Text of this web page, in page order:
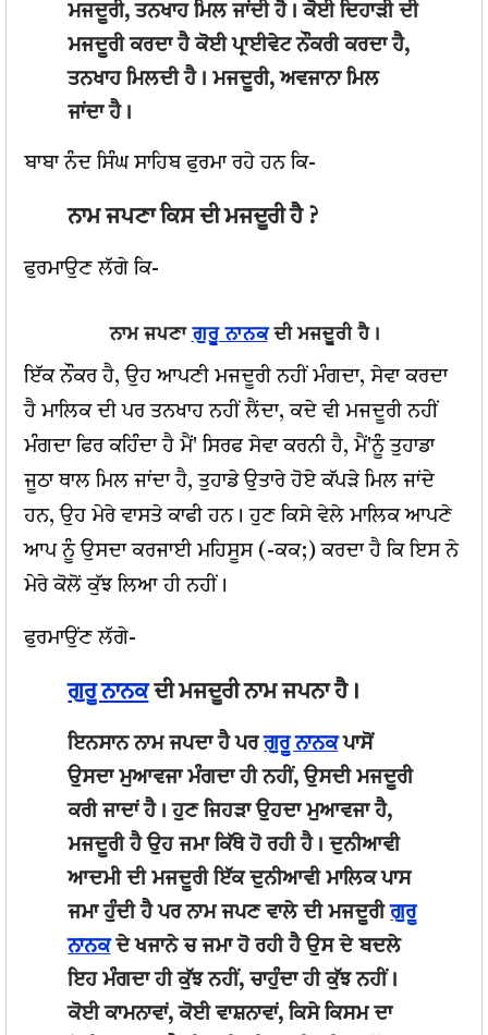
ਮਜਦੂਰੀ, ਤਨਖਾਹ ਮਿਲ ਜਾਂਦੀ ਹੈ। ਕੋਈ ਦਿਹਾੜੀ ਦੀ
ਮਜਦੂਰੀ ਕਰਦਾ ਹੈ ਕੋਈ ਪ੍ਰਾਈਵੇਟ ਨੌਕਰੀ ਕਰਦਾ ਹੈ,
ਤਨਖਾਹ ਮਿਲਦੀ ਹੈ। ਮਜਦੂਰੀ, ਅਵਜਾਨਾ ਮਿਲ
ਜਾਂਦਾ ਹੈ।
ਬਾਬਾ ਨੰਦ ਸਿੰਘ ਸਾਹਿਬ ਫੁਰਮਾ ਰਹੇ ਹਨ ਕਿ-
ਨਾਮ ਜਪਣਾ ਕਿਸ ਦੀ ਮਜਦੂਰੀ ਹੈ ?
ਫੁਰਮਾਉਣ ਲੱਗੇ ਕਿ-
ਨਾਮ ਜਪਣਾ ਗੁਰੂ ਨਾਨਕਦੀ ਮਜਦੂਰੀ ਹੈ।
ਇੱਕ ਨੌਕਰ ਹੈ, ਉਹ ਆਪਣੀ ਮਜਦੂਰੀ ਨਹੀਂ ਮੰਗਦਾ, ਸੇਵਾ ਕਰਦਾ
ਹੈ ਮਾਲਿਕ ਦੀ ਪਰ ਤਨਖਾਹ ਨਹੀਂ ਲੈਂਦਾ, ਕਦੇ ਵੀ ਮਜਦੂਰੀ ਨਹੀਂ
ਮੰਗਦਾ ਫਿਰ ਕਹਿੰਦਾ ਹੈ ਮੈਂ' ਸਿਰਫ ਸੇਵਾ ਕਰਨੀ ਹੈ, ਮੈਂ'ਨੂੰ ਤੁਹਾਡਾ
ਜੂਠਾ ਥਾਲ ਮਿਲ ਜਾਂਦਾ ਹੈ, ਤੁਹਾਡੇ ਉਤਾਰੇ ਹੋਏ ਕੱਪੜੇ ਮਿਲ ਜਾਂਦੇ
ਹਨ, ਉਹ ਮੇਰੇ ਵਾਸਤੇ ਕਾਫੀ ਹਨ। ਹੁਣ ਕਿਸੇ ਵੇਲੇ ਮਾਲਿਕ ਆਪਣੇ
ਆਪ ਨੂੰ ਉਸਦਾ ਕਰਜਾਈ ਮਹਿਸੂਸ (-ਕਕ;) ਕਰਦਾ ਹੈ ਕਿ ਇਸ ਨੇ
ਮੇਰੇ ਕੋਲੋਂ ਕੁੱਝ ਲਿਆ ਹੀ ਨਹੀਂ।
ਫੁਰਮਾਉਂਣ ਲੱਗੇ-
ਗੁਰੂ ਨਾਨਕਦੀ ਮਜਦੂਰੀ ਨਾਮ ਜਪਨਾ ਹੈ।
ਇਨਸਾਨ ਨਾਮ ਜਪਦਾ ਹੈ ਪਰਗੁਰੂ ਨਾਨਕਪਾਸੋਂ
ਉਸਦਾ ਮੁਆਵਜਾ ਮੰਗਦਾ ਹੀ ਨਹੀਂ, ਉਸਦੀ ਮਜਦੂਰੀ
ਕਰੀ ਜਾਦਾਂ ਹੈ। ਹੁਣ ਜਿਹੜਾ ਉਹਦਾ ਮੁਆਵਜਾ ਹੈ,
ਮਜਦੂਰੀ ਹੈ ਉਹ ਜਮਾ ਕਿੱਥੇ ਹੋ ਰਹੀ ਹੈ। ਦੁਨੀਆਵੀ
ਆਦਮੀ ਦੀ ਮਜਦੂਰੀ ਇੱਕ ਦੁਨੀਆਵੀ ਮਾਲਿਕ ਪਾਸ
ਜਮਾ ਹੁੰਦੀ ਹੈ ਪਰ ਨਾਮ ਜਪਣ ਵਾਲੇ ਦੀ ਮਜਦੂਰੀਗੁਰੂ
ਨਾਨਕਦੇ ਖਜਾਨੇ ਚ ਜਮਾ ਹੋ ਰਹੀ ਹੈ ਉਸ ਦੇ ਬਦਲੇ
ਇਹ ਮੰਗਦਾ ਹੀ ਕੁੱਝ ਨਹੀਂ, ਚਾਹੁੰਦਾ ਹੀ ਕੁੱਝ ਨਹੀਂ।
ਕੋਈ ਕਾਮਨਾਵਾਂ, ਕੋਈ ਵਾਸ਼ਨਾਵਾਂ, ਕਿਸੇ ਕਿਸਮ ਦਾ